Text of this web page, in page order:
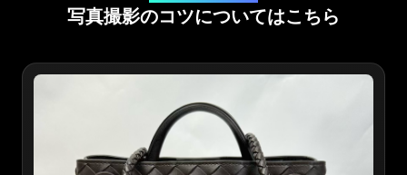
写真撮影のコツについてはこちら